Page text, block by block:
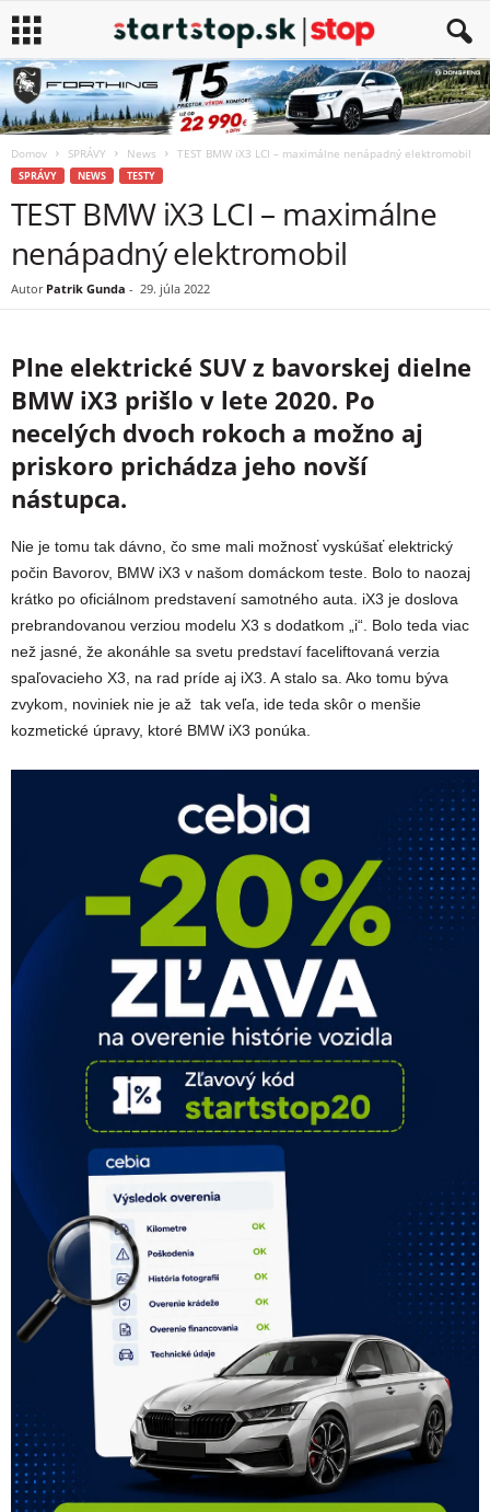
Domov SPRÁVY News TEST BMW iX3 LCI – maximálne nenápadný elektromobil
SPRÁVY NEWS TESTY
TEST BMW iX3 LCI – maximálne
nenápadný elektromobil
Autor Patrik Gunda - 29. júla 2022
Plne elektrické SUV z bavorskej dielne
BMW iX3 prišlo v lete 2020. Po
necelých dvoch rokoch a možno aj
priskoro prichádza jeho novší
nástupca.
Nie je tomu tak dávno, čo sme mali možnosť vyskúšať elektrický
počin Bavorov, BMW iX3 v našom domáckom teste. Bolo to naozaj
krátko po oficiálnom predstavení samotného auta. iX3 je doslova
prebrandovanou verziou modelu X3 s dodatkom „i“. Bolo teda viac
než jasné, že akonáhle sa svetu predstaví faceliftovaná verzia
spaľovacieho X3, na rad príde aj iX3. A stalo sa. Ako tomu býva
zvykom, noviniek nie je až tak veľa, ide teda skôr o menšie
kozmetické úpravy, ktoré BMW iX3 ponúka.